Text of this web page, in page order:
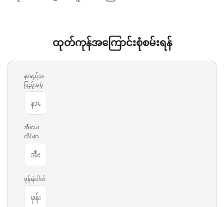
ထုတ်ကုန်အကြောင်းစုံစမ်းရန်
နာမည်အ
ပြည့်အစုံ
အီးမေး
လိပ်စာ
ဖုန်းနံပါတ်